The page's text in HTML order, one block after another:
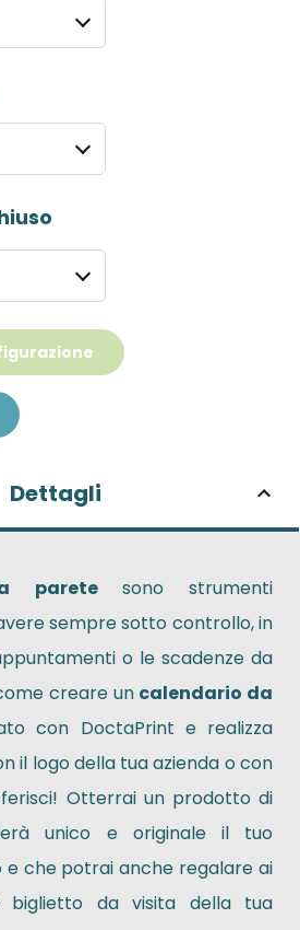
Dettagli
parete sono strumenti
sempre sotto controllo, in
o le scadenze da
creare un calendario da
con DoctaPrint e realizza
il logo della tua azienda o con
Otterrai un prodotto di
unico e originale il tuo
che potrai anche regalare ai
biglietto da visita della tua